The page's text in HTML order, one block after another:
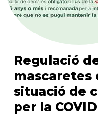
Regulació
mascaretes
situació de
per la